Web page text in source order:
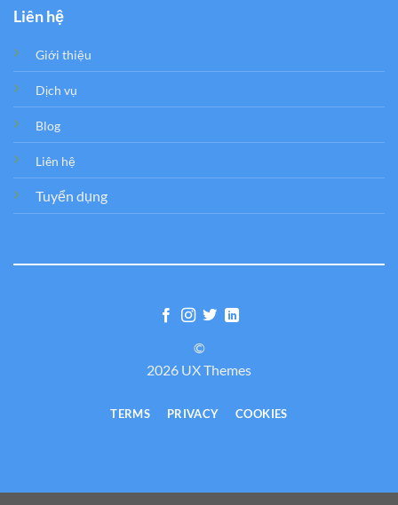
Liên hệ
Giới thiệu
Dịch vụ
Blog
Liên hệ
Tuyển dụng
©
2026 UX Themes
TERMS PRIVACY COOKIES